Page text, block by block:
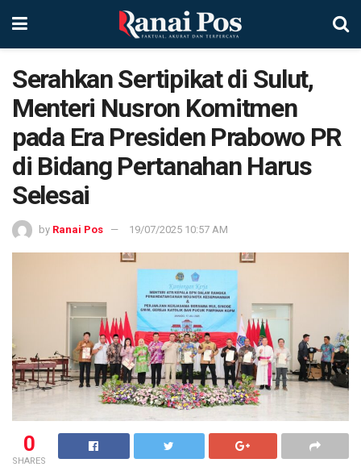
Serahkan Sertipikat di Sulut,
Menteri Nusron Komitmen
pada Era Presiden Prabowo PR
di Bidang Pertanahan Harus
Selesai
by Ranai Pos 19/07/2025 10:57 AM
0
SHARES